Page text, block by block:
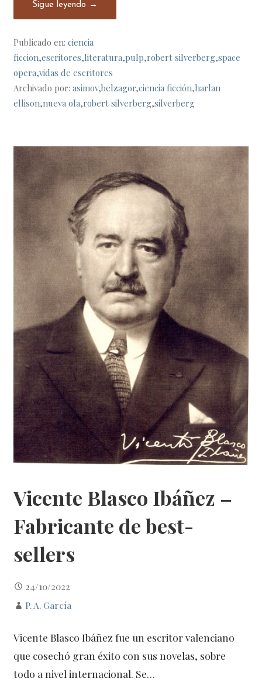
Sigue leyendo →
Publicado en:ciencia
ficcion,escritores,literatura,pulp,robert silverberg,space
opera,vidas de escritores
Archivado por:asimov,belzagor,ciencia ficción,harlan
ellison,nueva ola,robert silverberg,silverberg
Vicente Blasco Ibáñez –
Fabricante de best-
sellers
24/10/2022
P. A. García
Vicente Blasco Ibáñez fue un escritor valenciano
que cosechó gran éxito con sus novelas, sobre
todo a nivel internacional. Se…